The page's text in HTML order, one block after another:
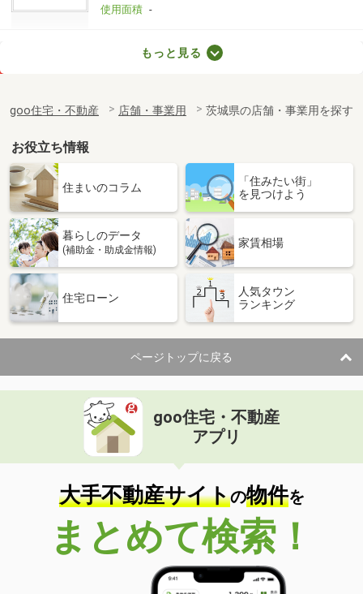
使用面積 -
茨城県ひたちなか市東石川３丁目
物件種別 貸駐車場
茨城県鹿嶋市城山４丁目
4.95万円
茨城県鹿嶋市城山４丁目
物件種別
貸事務所
使用面積 31m²
茨城県水戸市中央２丁目
価 格
22万円
物件種別 貸事務所
使用面積 285.83m²
茨城県日立市弁天町１丁目
価 格
茨城県日立市弁天町１丁目
物件種別
貸店舗
使用面積 212.6m²
茨城県つくば市研究学園１丁目
25.40万円
茨城県つくば市研究学園１丁目
もっと見る
goo住宅・不動産 店舗・事業用 茨城県の店舗・事業用を探す
お役立ち情報
住まいのコラム
「住みたい街」
を見つけよう
暮らしのデータ
(補助金・助成金情報)
家賃相場
住宅ローン
人気タウン
ランキング
ページトップに戻る
goo住宅・不動産
アプリ
大手不動産サイトの物件を
まとめて検索！